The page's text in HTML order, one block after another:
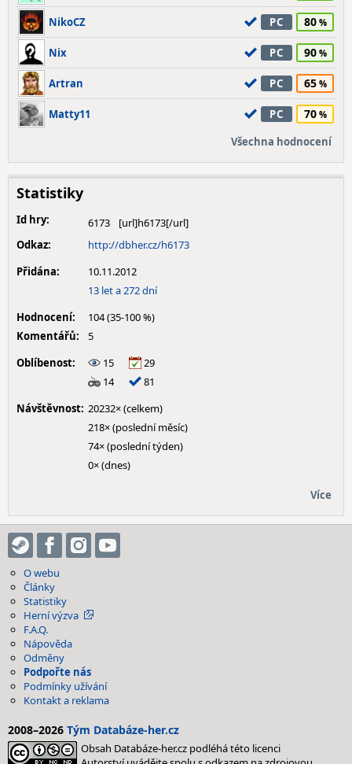
NikoCZ PC 80
Nix PC 90
Artran PC 65
Matty11 PC 70
Všechna hodnocení
Statistiky
Id hry:
6173
Odkaz:
http://dbher.cz/h6173
Přidána:
10.11.2012
13 let a 272 dní
Hodnocení:
104 (35-100 %)
Komentářů:
5
Oblíbenost:
15
29
14
81
Návštěvnost: 20232× (celkem)
218× (poslední měsíc)
74× (poslední týden)
0× (dnes)
Více
O webu
Články
Statistiky
Herní výzva
F.A.Q.
Nápověda
Odměny
Podpořte nás
Podmínky užívání
Kontakt a reklama
2008–2026 Tým Databáze-her.cz
Obsah Databáze-her.cz podléhá této licenci